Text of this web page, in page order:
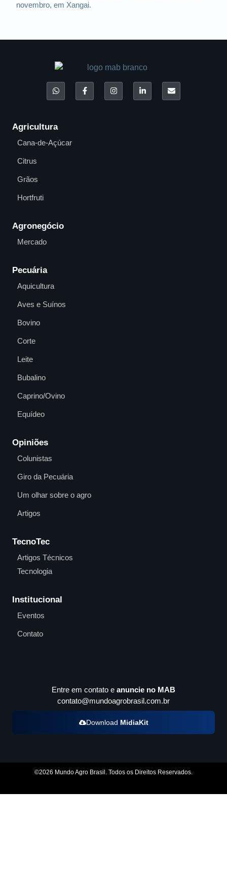
novembro, em Xangai.
Agricultura
Cana-de-Açúcar
Citrus
Grãos
Hortfruti
Agronegócio
Mercado
Pecuária
Aquicultura
Aves e Suínos
Bovino
Corte
Leite
Bubalino
Caprino/Ovino
Equídeo
Opiniões
Colunistas
Giro da Pecuária
Um olhar sobre o agro
Artigos
TecnoTec
Artigos Técnicos
Tecnologia
Institucional
Eventos
Contato
Entre em contato e anuncie no MAB
contato@mundoagrobrasil.com.br
Download MidiaKit
©2026 Mundo Agro Brasil. Todos os Direitos Reservados.